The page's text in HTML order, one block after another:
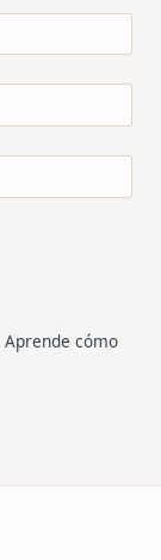
Aprende cómo